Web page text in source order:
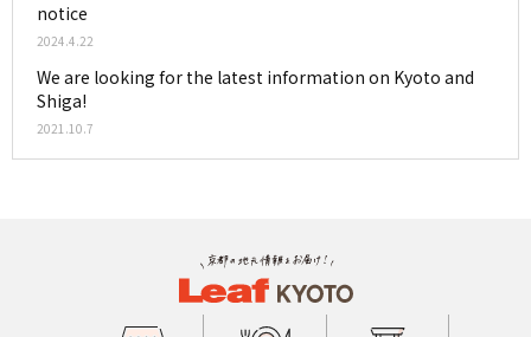
notice
2024.4.22
We are looking for the latest information on Kyoto and
Shiga!
2021.10.7